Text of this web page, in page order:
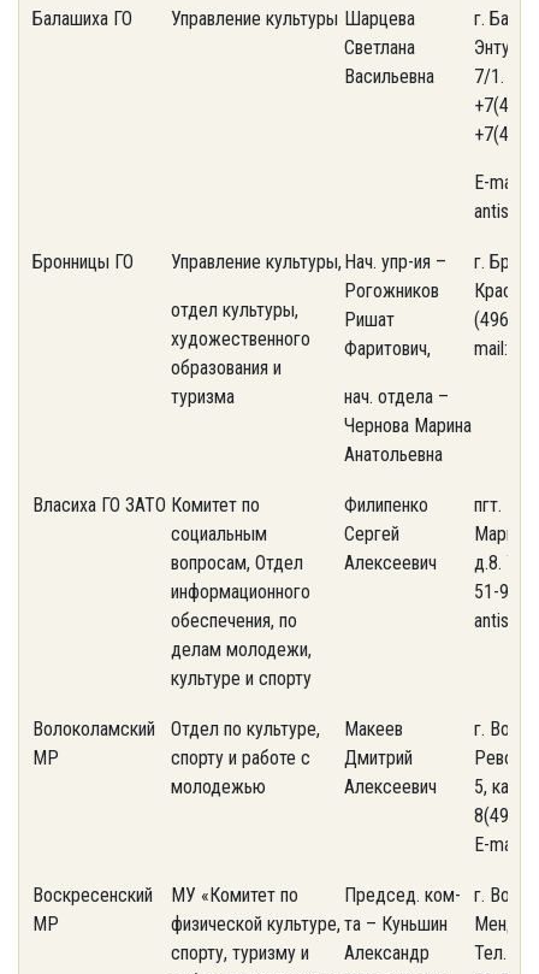
Балашиха ГО Управление культуры Шарцева
Светлана
Васильевна
г.
7/1.
E-mail:
Бронницы ГО Управление культуры,
отдел культуры,
художественного
образования и
туризма
Нач. упр-ия –
Рогожников
Ришат
Фаритович,
нач. отдела –
Чернова Марина
Анатольевна
г.
mail:
Власиха ГО ЗАТО Комитет по
социальным
вопросам, Отдел
информационного
обеспечения, по
делам молодежи,
культуре и спорту
Филипенко
Сергей
Алексеевич
пгт.
д.8.
51-91.
Волоколамский
МР
Отдел по культуре,
спорту и работе с
молодежью
Макеев
Дмитрий
Алексеевич
г.
5, каб.
8(496
E-mail:
Воскресенский
МР
МУ «Комитет по
физической культуре,
спорту, туризму и
Председ. ком-
та – Куньшин
Александр
г.
Тел. +7